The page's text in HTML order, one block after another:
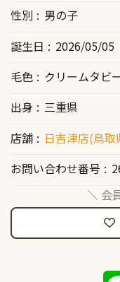
性別
男の子
誕生日
2026/05/05
毛色
クリームタビ
出身
三重県
店舗
日吉津店(鳥取
お問い合わせ番号
＼ 会